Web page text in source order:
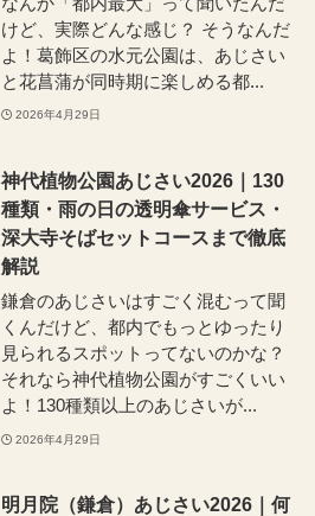
けど、実際どんな感じ？ そうなんだ
よ！葛飾区の水元公園は、あじさい
と花菖蒲が同時期に楽しめる都...
2026年4月29日
神代植物公園あじさい2026｜130
種類・雨の日の透明傘サービス・
深大寺そばセットコースまで徹底
解説
鎌倉のあじさいはすごく混むって聞
くんだけど、都内でもっとゆったり
見られるスポットってないのかな？
それなら神代植物公園がすごくいい
よ！130種類以上のあじさいが...
2026年4月29日
明月院（鎌倉）あじさい2026｜何